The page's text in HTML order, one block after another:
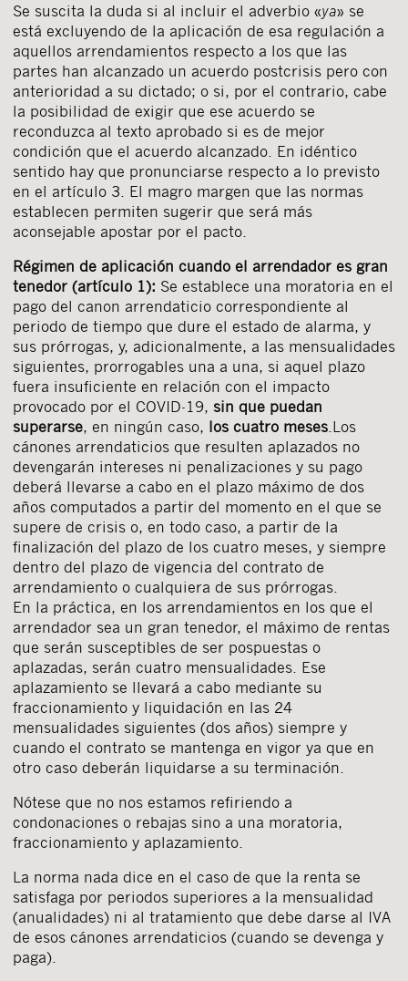
Se suscita la duda si al incluir el adverbio «ya» se
está excluyendo de la aplicación de esa regulación a
aquellos arrendamientos respecto a los que las
partes han alcanzado un acuerdo postcrisis pero con
anterioridad a su dictado; o si, por el contrario, cabe
la posibilidad de exigir que ese acuerdo se
reconduzca al texto aprobado si es de mejor
condición que el acuerdo alcanzado. En idéntico
sentido hay que pronunciarse respecto a lo previsto
en el artículo 3. El magro margen que las normas
establecen permiten sugerir que será más
aconsejable apostar por el pacto.
Régimen de aplicación cuando el arrendador es gran
tenedor (artículo 1): Se establece una moratoria en el
pago del canon arrendaticio correspondiente al
periodo de tiempo que dure el estado de alarma, y
sus prórrogas, y, adicionalmente, a las mensualidades
siguientes, prorrogables una a una, si aquel plazo
fuera insuficiente en relación con el impacto
provocado por el COVID-19, sin que puedan
superarse, en ningún caso, los cuatro meses.Los
cánones arrendaticios que resulten aplazados no
devengarán intereses ni penalizaciones y su pago
deberá llevarse a cabo en el plazo máximo de dos
años computados a partir del momento en el que se
supere de crisis o, en todo caso, a partir de la
finalización del plazo de los cuatro meses, y siempre
dentro del plazo de vigencia del contrato de
arrendamiento o cualquiera de sus prórrogas.
En la práctica, en los arrendamientos en los que el
arrendador sea un gran tenedor, el máximo de rentas
que serán susceptibles de ser pospuestas o
aplazadas, serán cuatro mensualidades. Ese
aplazamiento se llevará a cabo mediante su
fraccionamiento y liquidación en las 24
mensualidades siguientes (dos años) siempre y
cuando el contrato se mantenga en vigor ya que en
otro caso deberán liquidarse a su terminación.
Nótese que no nos estamos refiriendo a
condonaciones o rebajas sino a una moratoria,
fraccionamiento y aplazamiento.
La norma nada dice en el caso de que la renta se
satisfaga por periodos superiores a la mensualidad
(anualidades) ni al tratamiento que debe darse al IVA
de esos cánones arrendaticios (cuando se devenga y
paga).
Acepto recibir comunicaciones sobre nuevos
artículos legales.
Acepto
las
condiciones
legales
yde
privacidad
de esta
web.
Al pulsar el botón de envío manifiesta haber leído la siguiente
información básica sobre privacidad : El responsable del tratamiento
es Buades Legal S.L. La finalidad es la atención a su solicitud. Tiene
derecho a acceder, rectificar y suprimir los datos, así como otros
derechos como se explica en lapolítica de privacidad de nuestra web